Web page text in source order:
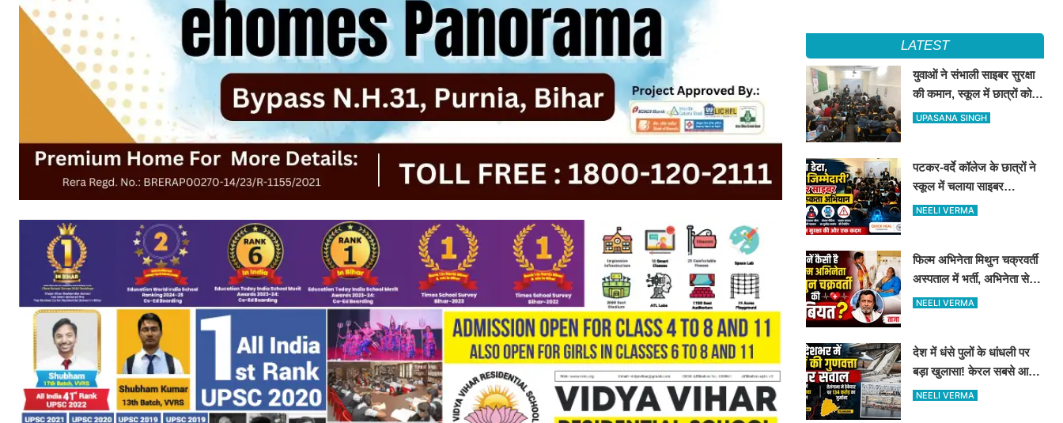
LATEST
युवाओं ने संभाली साइबर सुरक्षा
की कमान, स्कूल में छात्रों को
सिखाए ऑनलाइन फ्रॉड से
UPASANA SINGH
पटकर-वर्दे कॉलेज के छात्रों ने
स्कूल में चलाया साइबर
जागरूकता अभियान, डिजिटल
NEELI VERMA
फिल्म अभिनेता मिथुन चक्रवर्ती
अस्पताल में भर्ती, अभिनेता से
मिले CM शुभेंदु अधिकारी
NEELI VERMA
देश में धंसे पुलों के धांधली पर
बड़ा खुलासा! केरल सबसे आगे,
तेलंगाना में ठेकेदार पर ₹134
NEELI VERMA